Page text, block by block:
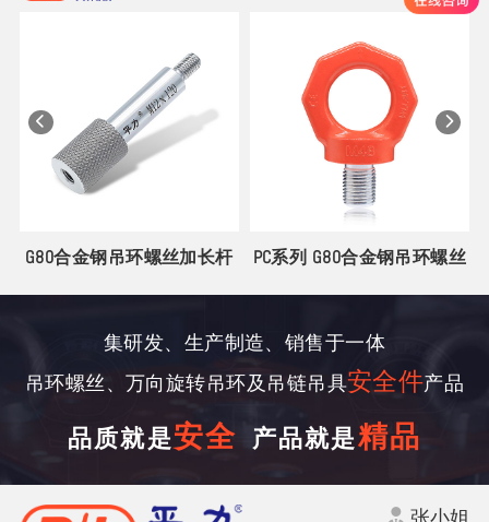
G80合金钢吊环螺丝加长杆 PC系列 G80合金钢吊环螺丝
集研发、生产制造、销售于一体
吊环螺丝、万向旋转吊环及吊链吊具安全件产品
品质就是安全 产品就是精品
张小姐